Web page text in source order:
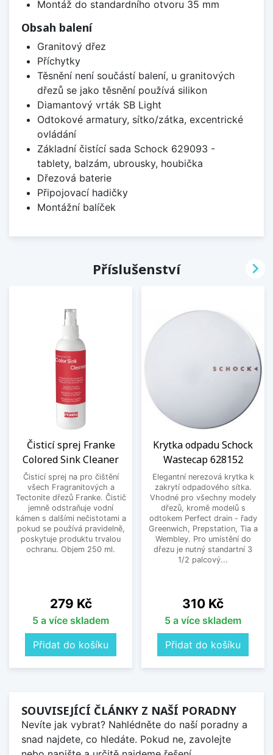
Montáž do standardního otvoru 35 mm
Obsah balení
Granitový dřez
Příchytky
Těsnění není součástí balení, u granitových
dřezů se jako těsnění používá silikon
Diamantový vrták SB Light
Odtokové armatury, sítko/zátka, excentrické
ovládání
Základní čistící sada Schock 629093 -
tablety, balzám, ubrousky, houbička
Dřezová baterie
Připojovací hadičky
Montážní balíček
Příslušenství
Čisticí sprej Franke
Colored Sink Cleaner
Čisticí sprej na pro čištění
všech Fragranitových a
Tectonite dřezů Franke. Čistič
jemně odstraňuje vodní
kámen s dalšími nečistotami a
pokud se používá pravidelně,
poskytuje produktu trvalou
ochranu. Objem 250 ml.
Cena
279 Kč
5 a více skladem
Přidat do košíku
Krytka odpadu Schock
Wastecap 628152
Elegantní nerezová krytka k
zakrytí odpadového sítka.
Vhodné pro všechny modely
dřezů, kromě modelů s
odtokem Perfect drain - řady
Greenwich, Prepstation, Tia a
Wembley. Pro umístění do
dřezu je nutný standartní 3
1/2 palcový...
Cena
310 Kč
5 a více skladem
Přidat do košíku

SOUVISEJÍCÍ ČLÁNKY Z NAŠÍ PORADNY
Nevíte jak vybrat? Nahlédněte do naší poradny a
snad najdete, co hledáte. Pokud ne, zavolejte